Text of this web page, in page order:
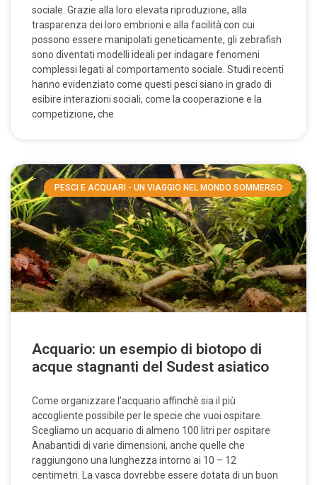
sociale. Grazie alla loro elevata riproduzione, alla
trasparenza dei loro embrioni e alla facilità con cui
possono essere manipolati geneticamente, gli zebrafish
sono diventati modelli ideali per indagare fenomeni
complessi legati al comportamento sociale. Studi recenti
hanno evidenziato come questi pesci siano in grado di
esibire interazioni sociali, come la cooperazione e la
competizione, che
PESCI E ACQUARI - UN VIAGGIO NEL MONDO SOMMERSO
Acquario: un esempio di biotopo di
acque stagnanti del Sudest asiatico
Come organizzare l’acquario affinchè sia il più
accogliente possibile per le specie che vuoi ospitare.
Scegliamo un acquario di almeno 100 litri per ospitare
Anabantidi di varie dimensioni, anche quelle che
raggiungono una lunghezza intorno ai 10 – 12
centimetri. La vasca dovrebbe essere dotata di un buon